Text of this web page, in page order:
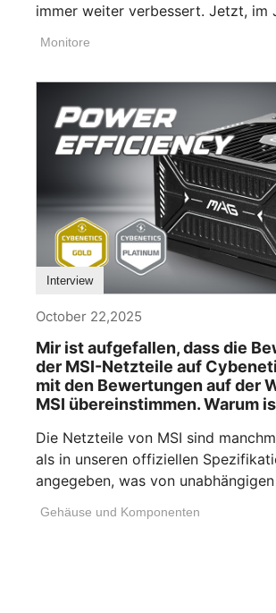
immer weiter verbessert. Jetzt, im
Monitore
Interview
October 22,2025
Mir ist aufgefallen, dass die
der MSI-Netzteile auf
mit den Bewertungen auf der
MSI übereinstimmen. Warum
Die Netzteile von MSI sind
als in unseren offiziellen
angegeben, was von
Gehäuse und Komponenten